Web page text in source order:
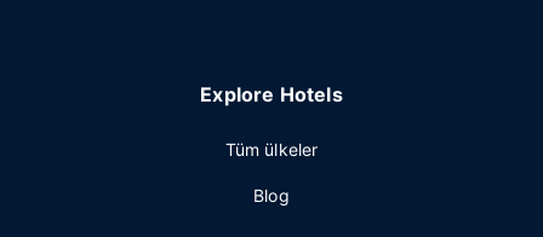
Explore Hotels
Tüm ülkeler
Blog